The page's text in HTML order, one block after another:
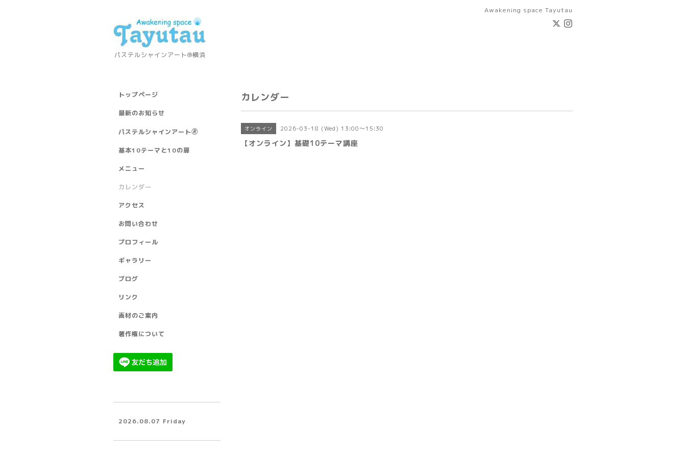
Awakening space Tayutau
パステルシャインアート®横浜
カレンダー
オンライン 2026-03-18 (Wed) 13:00～15:30
【オンライン】基礎10テーマ講座
トップページ
最新のお知らせ
パステルシャインアート🄬
基本10テーマと10の扉
メニュー
カレンダー
アクセス
お問い合わせ
プロフィール
ギャラリー
ブログ
リンク
画材のご案内
著作権について
2026.08.07 Friday